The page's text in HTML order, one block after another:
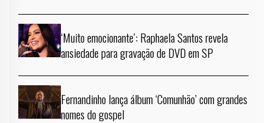
‘Muito emocionante’: Raphaela Santos revela
ansiedade para gravação de DVD em SP
Fernandinho lança álbum ‘Comunhão’ com grandes
nomes do gospel